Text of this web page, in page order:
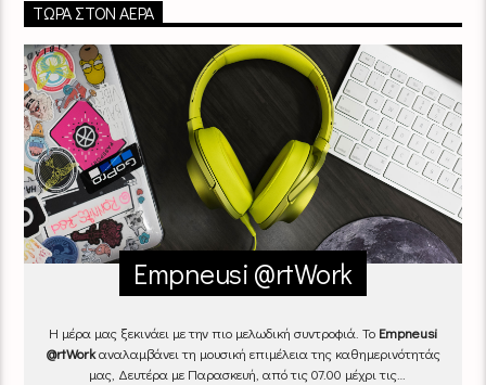
ΤΏΡΑ ΣΤΟΝ ΑΈΡΑ
Empneusi @rtWork
Η μέρα μας ξεκινάει με την πιο μελωδική συντροφιά. Το Empneusi
@rtWorkαναλαμβάνει τη μουσική επιμέλεια της καθημερινότητάς
μας, Δευτέρα με Παρασκευή, από τις 07.00 μέχρι τις